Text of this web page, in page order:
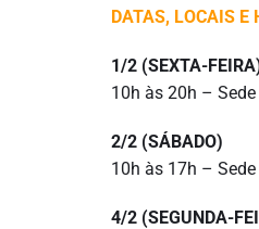
DATAS, LOCAIS E
1/2 (SEXTA-
10h às 20h –
2/2 (SÁBADO)
10h às 17h –
4/2 (SEGUNDA-